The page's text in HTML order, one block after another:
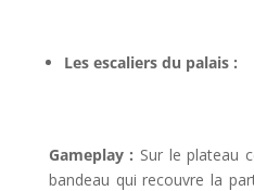
Les escaliers du palais :
Gameplay : Sur le plateau
bandeau qui recouvre la